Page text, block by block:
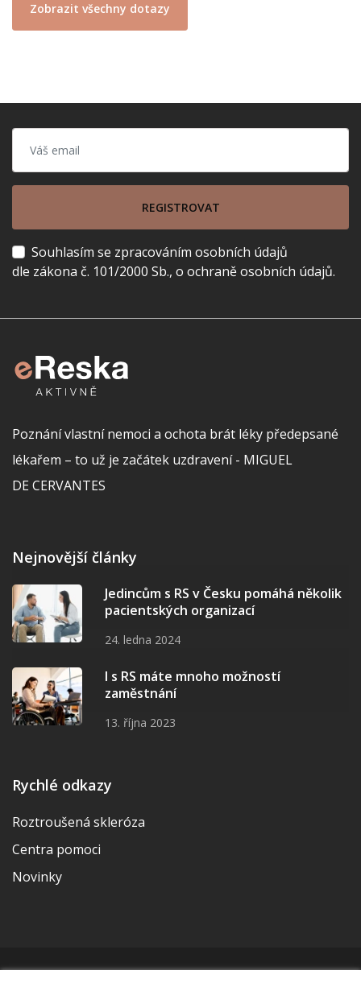
Zobrazit všechny dotazy
REGISTROVAT
Souhlasím se zpracováním osobních údajů
dle zákona č. 101/2000 Sb., o ochraně osobních údajů.
Poznání vlastní nemoci a ochota brát léky předepsané
lékařem – to už je začátek uzdravení - MIGUEL
DE CERVANTES
Nejnovější články
Jedincům s RS v Česku pomáhá několik
pacientských organizací
24. ledna 2024
I s RS máte mnoho možností
zaměstnání
13. října 2023
Rychlé odkazy
Roztroušená skleróza
Centra pomoci
Novinky